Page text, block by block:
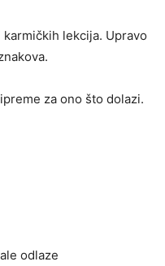
lekcija. Upravo
za ono što dolazi.
odlaze